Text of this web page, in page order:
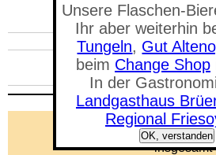
Unsere Flaschen-
Ihr aber weiterhin
Tungeln, Gut
beim Change Shop
In der
Landgasthaus
Regional
OK, verstanden
Gästebuch
Einträge
insgesamt